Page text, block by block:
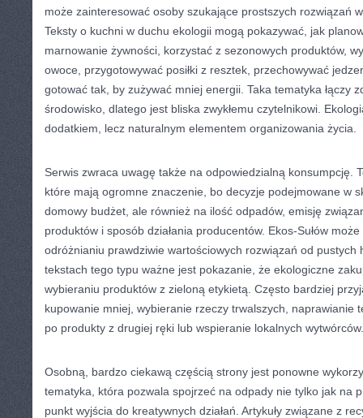
może zainteresować osoby szukające prostszych rozwiązań
Teksty o kuchni w duchu ekologii mogą pokazywać, jak
marnowanie żywności, korzystać z sezonowych produktów,
owoce, przygotowywać posiłki z resztek, przechowywać
gotować tak, by zużywać mniej energii. Taka tematyka łączy
środowisko, dlatego jest bliska zwykłemu czytelnikowi.
dodatkiem, lecz naturalnym elementem organizowania życia.
Serwis zwraca uwagę także na odpowiedzialną konsumpcję.
które mają ogromne znaczenie, bo decyzje podejmowane w
domowy budżet, ale również na ilość odpadów, emisję
produktów i sposób działania producentów. Ekos-Sułów
odróżnianiu prawdziwie wartościowych rozwiązań od pustych
tekstach tego typu ważne jest pokazanie, że ekologiczne
wybieraniu produktów z zieloną etykietą. Często bardziej
kupowanie mniej, wybieranie rzeczy trwalszych, naprawianie
po produkty z drugiej ręki lub wspieranie lokalnych wytwórców.
Osobną, bardzo ciekawą częścią strony jest ponowne
tematyka, która pozwala spojrzeć na odpady nie tylko jak na
punkt wyjścia do kreatywnych działań. Artykuły związane z